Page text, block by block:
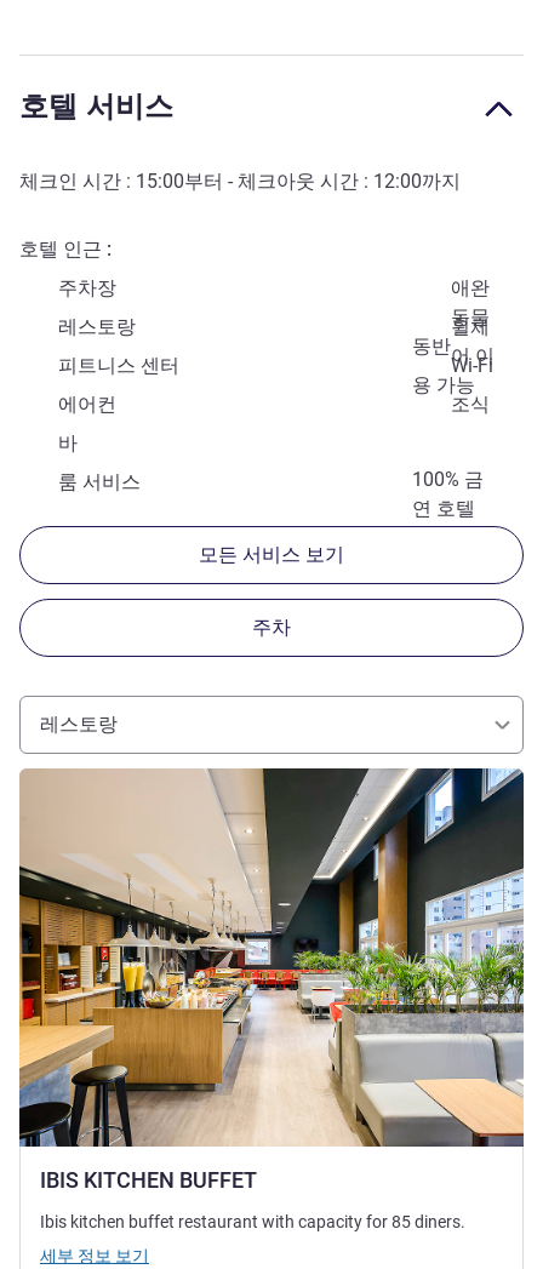
호텔 서비스
체크인 시간 : 15:00부터 - 체크아웃 시간 : 12:00까지
호텔 인근
주차장
애완
동물
동반
레스토랑
휠체
어 이
용 가능
피트니스 센터
Wi-Fi
에어컨
조식
바
100% 금
연 호텔
룸 서비스
모든 서비스 보기
주차
레스토랑
IBIS KITCHEN BUFFET
세부 정보 보기
Ibis kitchen buffet restaurant with capacity for 85 diners.
세부 정보 보기